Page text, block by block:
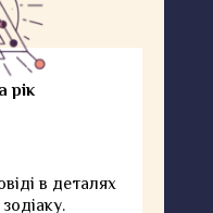
рік
в деталях